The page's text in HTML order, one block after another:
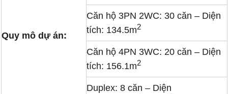
Quy mô dự án:
Căn hộ 3PN 2WC: 30 căn – Diện
tích: 134.5m2
Căn hộ 4PN 3WC: 20 căn – Diện
tích: 156.1m2
Duplex: 8 căn – Diện